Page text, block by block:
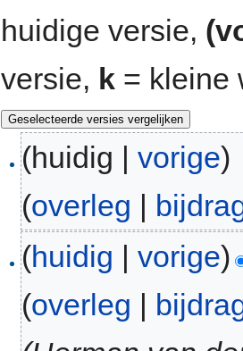
huidige versie,
versie, k = kleine
(huidig |vorige)
(overleg |
(huidig |vorige)
(overleg